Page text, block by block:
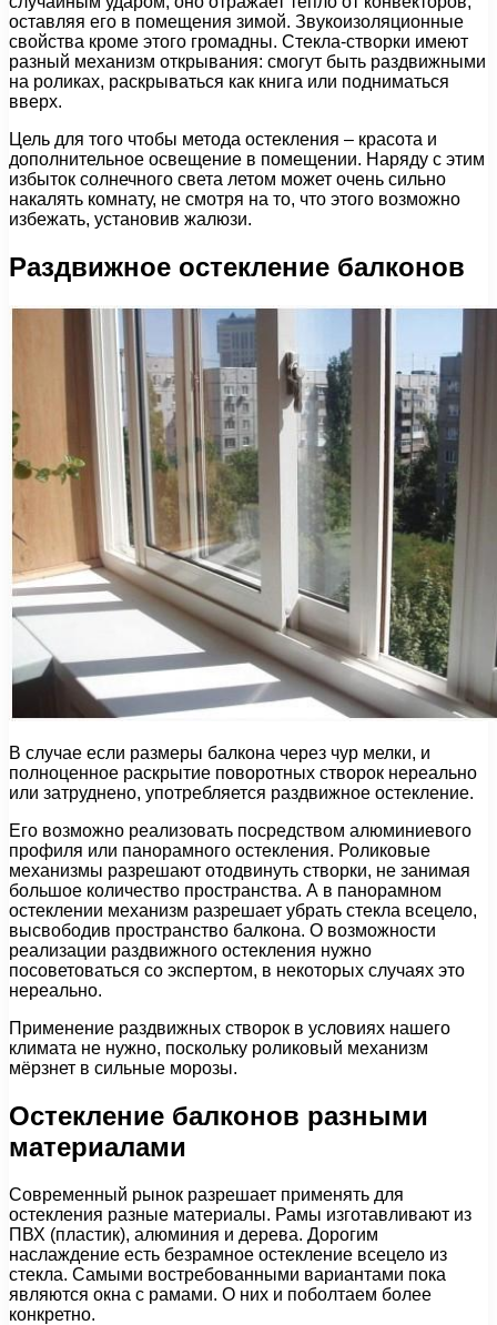
оставляя его в помещения зимой. Звукоизоляционные
свойства кроме этого громадны. Стекла-створки имеют
разный механизм открывания: смогут быть раздвижными
на роликах, раскрываться как книга или подниматься
вверх.
Цель для того чтобы метода остекления – красота и
дополнительное освещение в помещении. Наряду с этим
избыток солнечного света летом может очень сильно
накалять комнату, не смотря на то, что этого возможно
избежать, установив жалюзи.
Раздвижное остекление балконов
В случае если размеры балкона через чур мелки, и
полноценное раскрытие поворотных створок нереально
или затруднено, употребляется раздвижное остекление.
Его возможно реализовать посредством алюминиевого
профиля или панорамного остекления. Роликовые
механизмы разрешают отодвинуть створки, не занимая
большое количество пространства. А в панорамном
остеклении механизм разрешает убрать стекла всецело,
высвободив пространство балкона. О возможности
реализации раздвижного остекления нужно
посоветоваться со экспертом, в некоторых случаях это
нереально.
Применение раздвижных створок в условиях нашего
климата не нужно, поскольку роликовый механизм
мёрзнет в сильные морозы.
Остекление балконов разными
материалами
Современный рынок разрешает применять для
остекления разные материалы. Рамы изготавливают из
ПВХ (пластик), алюминия и дерева. Дорогим
наслаждение есть безрамное остекление всецело из
стекла. Самыми востребованными вариантами пока
являются окна с рамами. О них и поболтаем более
конкретно.